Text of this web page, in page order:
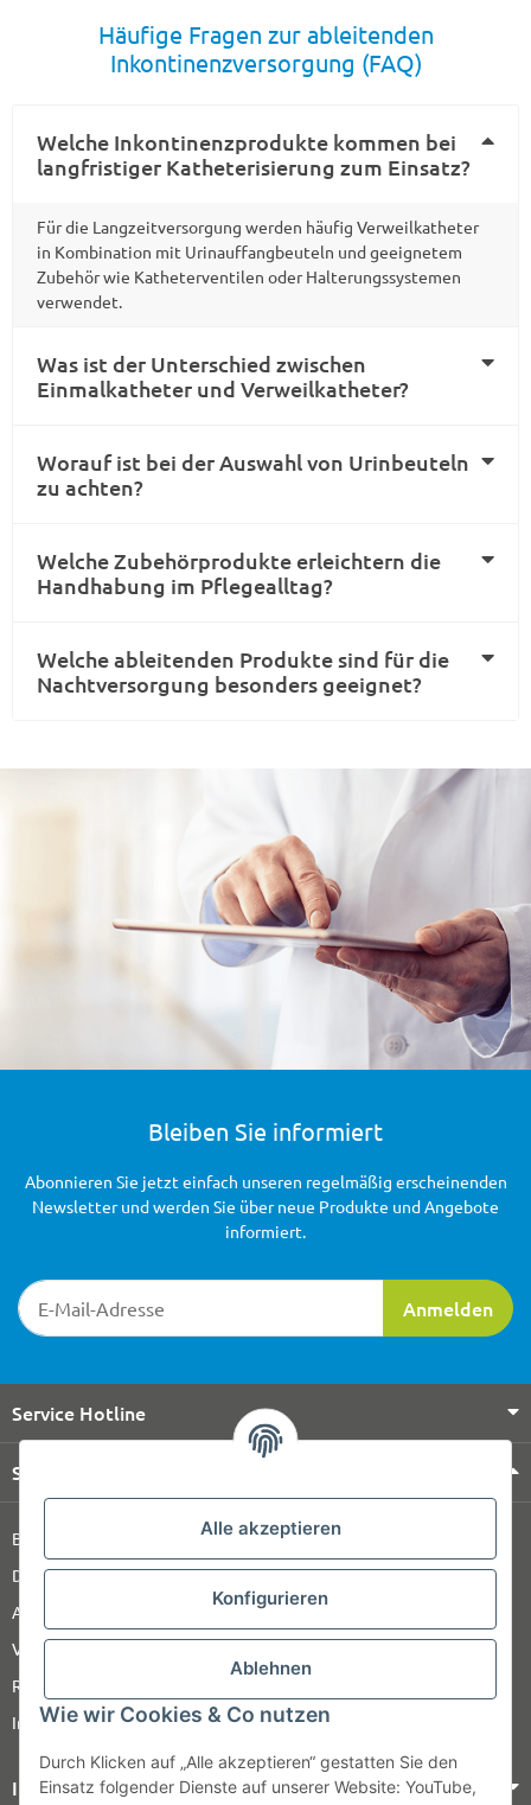
Alle akzeptieren
Konfigurieren
Ablehnen
Wie wir Cookies & Co nutzen
Durch Klicken auf „Alle akzeptieren“ gestatten Sie den
Einsatz folgender Dienste auf unserer Website: YouTube,
Häufige Fragen zur ableitenden
Inkontinenzversorgung (FAQ)
Welche Inkontinenzprodukte kommen bei
langfristiger Katheterisierung zum Einsatz?
Für die Langzeitversorgung werden häufig Verweilkatheter
in Kombination mit Urinauffangbeuteln und geeignetem
Zubehör wie Katheterventilen oder Halterungssystemen
verwendet.
Was ist der Unterschied zwischen
Einmalkatheter und Verweilkatheter?
Worauf ist bei der Auswahl von Urinbeuteln
zu achten?
Welche Zubehörprodukte erleichtern die
Handhabung im Pflegealltag?
Welche ableitenden Produkte sind für die
Nachtversorgung besonders geeignet?
Bleiben Sie informiert
Newsletter-Registrierung
Anmelden
Abonnieren Sie jetzt einfach unseren regelmäßig erscheinenden
Newsletter und werden Sie über neue Produkte und Angebote
informiert.
Service Hotline
Shop Service
Barrierefreiheitserklärung
Datenschutz
AGB
Versandinformationen
Retour
Impressum
Informationen